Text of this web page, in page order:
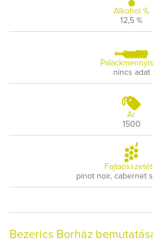
Alkohol %
12,5 %
nincs adat
Ár
1500
pinot noir, cabernet
Bezerics Borház